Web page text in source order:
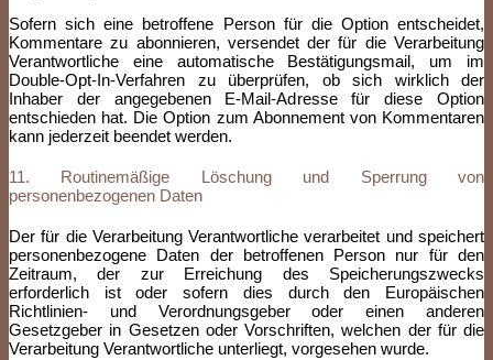
Sofern sich eine betroffene Person für die Option entscheidet,
Kommentare zu abonnieren, versendet der für die Verarbeitung
Verantwortliche eine automatische Bestätigungsmail, um im
Double-Opt-In-Verfahren zu überprüfen, ob sich wirklich der
Inhaber der angegebenen E-Mail-Adresse für diese Option
entschieden hat. Die Option zum Abonnement von Kommentaren
kann jederzeit beendet werden.
11. Routinemäßige Löschung und Sperrung von
personenbezogenen Daten
Der für die Verarbeitung Verantwortliche verarbeitet und speichert
personenbezogene Daten der betroffenen Person nur für den
Zeitraum, der zur Erreichung des Speicherungszwecks
erforderlich ist oder sofern dies durch den Europäischen
Richtlinien- und Verordnungsgeber oder einen anderen
Gesetzgeber in Gesetzen oder Vorschriften, welchen der für die
Verarbeitung Verantwortliche unterliegt, vorgesehen wurde.